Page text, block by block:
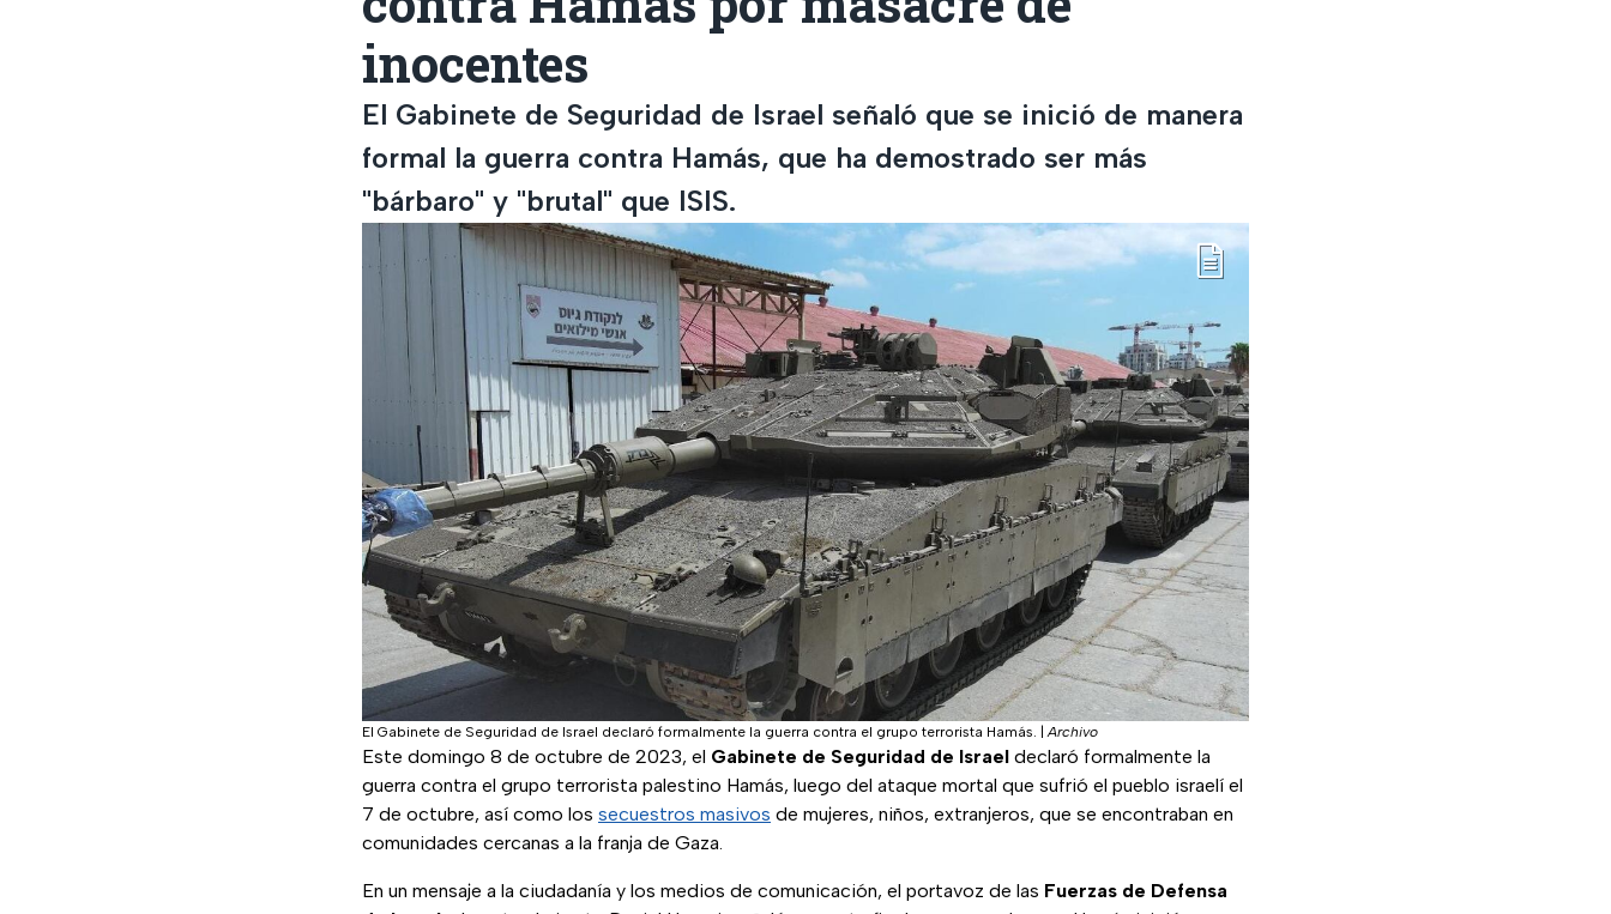
inocentes
El Gabinete de Seguridad de Israel señaló que se inició de manera
formal la guerra contra Hamás, que ha demostrado ser más
"bárbaro" y "brutal" que ISIS.
El Gabinete de Seguridad de Israel declaró formalmente la guerra contra el grupo terrorista Hamás. |Archivo
Este domingo 8 de octubre de 2023, el Gabinete de Seguridad de Israel declaró formalmente la
guerra contra el grupo terrorista palestino Hamás, luego del ataque mortal que sufrió el pueblo israelí el
7 de octubre, así como los secuestros masivos de mujeres, niños, extranjeros, que se encontraban en
comunidades cercanas a la franja de Gaza.
En un mensaje a la ciudadanía y los medios de comunicación, el portavoz de las Fuerzas de Defensa